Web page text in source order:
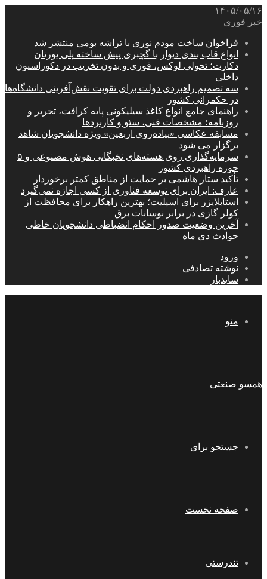
۱۴۰۵/۰۵/۱۶
خبر فوری
فراخوان ساخت مودم نوری با تراشه بومی منتشر شد
انواع قاب بندی دیوار با گچبری پیش ساخته پلی یورتان
دکارت؛ تحولی لوکس، فوری و بدون تخریب در دکوراسیون
داخلی
سه تصمیم راهبردی دولت برای تقویت نقش‌آفرینی دانشگاه‌ها
در حکمرانی کشور
راهنمای جامع انواع کاغذ سیلیکونی پایه کرافت، تحریر و
روزنامه؛ مشخصات فنی، سئو و کاربردها
مسابقه عکاسی «پیاده‌روی اربعین» ویژه دانشجویان شاهد
برگزار می شود
سرمایه‌گذاری روی هسته‌های نخبگانی هوش مصنوعی و ۵
حوزه راهبردی کشور
تأکید ستار هاشمی بر حمایت از مناطق کمتر برخوردار
عارف: ایران برای توسعه فناوری از کسی اجازه نمی‌گیرد
استابلایزر برای اسپلیت؛ بهترین راهکار برای محافظت از
کولر گازی در برابر نوسانات برق
آخرین وضعیت صدور احکام انضباطی دانشجویان خاطی
حوادث دی ماه
ورود
نوشته تصادفی
سایدبار
منو
همسو صنعتی
جستجو برای
صفحه نخست
تندرستی